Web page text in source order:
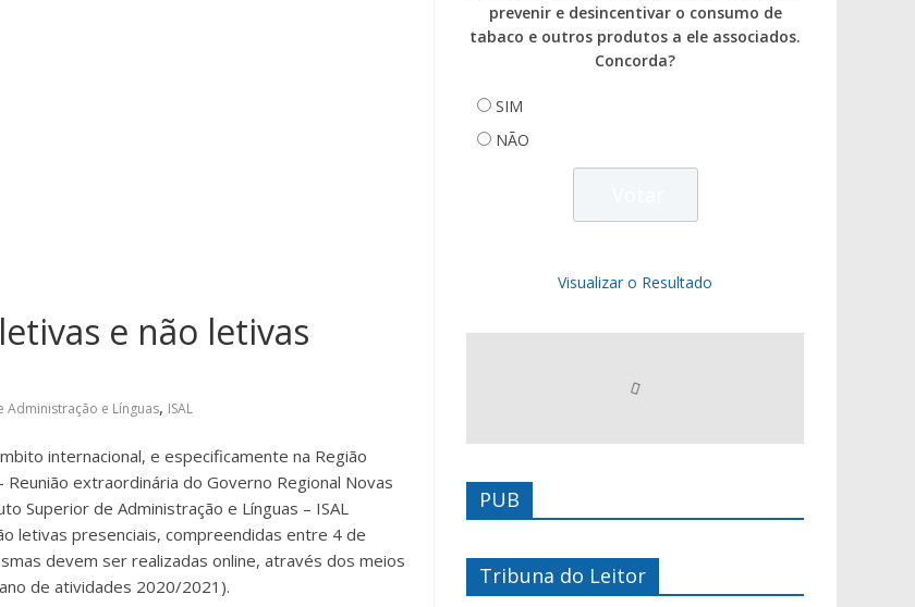
e não letivas
Administração e Línguas, ISAL
internacional, e especificamente na Região
extraordinária do Governo Regional Novas
Superior de Administração e Línguas – ISAL
letivas presenciais, compreendidas entre 4 de
devem ser realizadas online, através dos meios
de atividades 2020/2021).
prevenir e desincentivar o consumo de
tabaco e outros produtos a ele associados.
Concorda?
SIM
NÃO
Visualizar o Resultado
PUB
Tribuna do Leitor